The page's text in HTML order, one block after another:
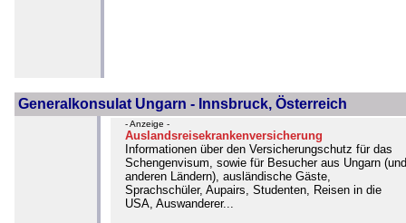
Generalkonsulat Ungarn - Innsbruck, Österreich
- Anzeige -
Auslandsreisekrankenversicherung
Informationen über den Versicherungschutz für das
Schengenvisum, sowie für Besucher aus Ungarn (und
anderen Ländern), ausländische Gäste,
Sprachschüler, Aupairs, Studenten, Reisen in die
USA, Auswanderer...